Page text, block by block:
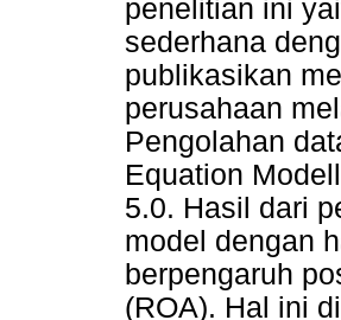
penelitian ini
sederhana
publikasikan
perusahaan
Pengolahan
Equation
5.0. Hasil dari
model dengan
berpengaruh
(ROA). Hal ini